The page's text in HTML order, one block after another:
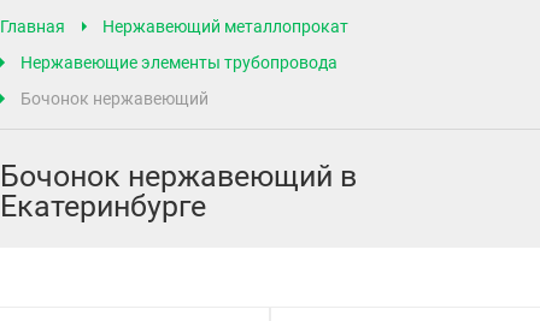
Главная
Нержавеющий металлопрокат
Нержавеющие элементы трубопровода
Бочонок нержавеющий
Бочонок нержавеющий в
Екатеринбурге